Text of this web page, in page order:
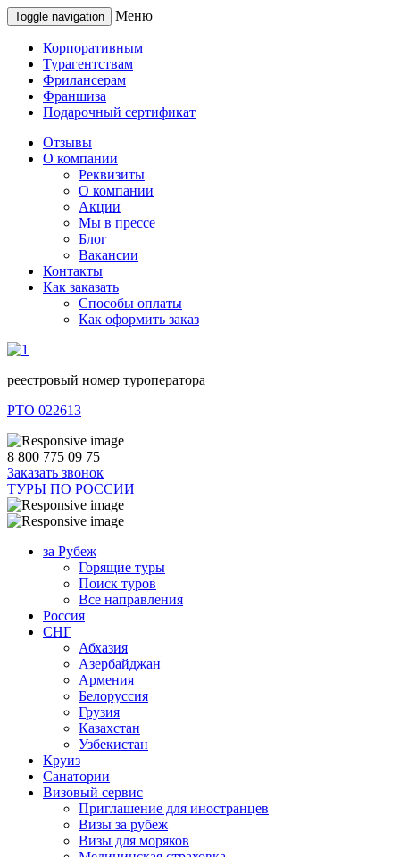
Toggle navigation Меню
Корпоративным
Турагентствам
Фрилансерам
Франшиза
Подарочный сертификат
Отзывы
О компании
Реквизиты
О компании
Акции
Мы в прессе
Блог
Вакансии
Контакты
Как заказать
Способы оплаты
Как оформить заказ
реестровый номер туроператора
РТО 022613
8 800 775 09 75
Заказать звонок
ТУРЫ ПО РОССИИ
за Рубеж
Горящие туры
Поиск туров
Все направления
Россия
СНГ
Абхазия
Азербайджан
Армения
Белоруссия
Грузия
Казахстан
Узбекистан
Круиз
Санатории
Визовый сервис
Приглашение для иностранцев
Визы за рубеж
Визы для моряков